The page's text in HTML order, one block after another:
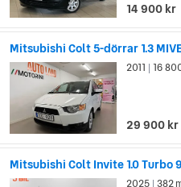
14 900 kr
Mitsubishi Colt 5-dörrar 1.3
2011 16
29 900 kr
Mitsubishi Colt Invite 1.0 Turbo
2025 382